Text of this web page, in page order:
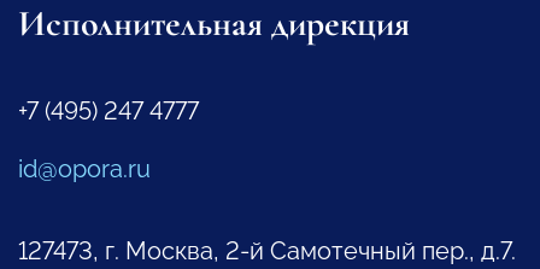
Исполнительная дирекция
+7 (495) 247 4777
id@opora.ru
127473, г. Москва, 2-й Самотечный пер., д.7.